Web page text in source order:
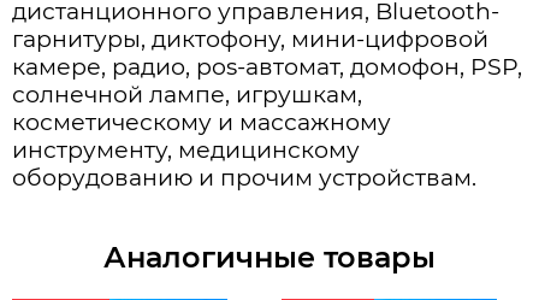
дистанционного управления, Bluetooth-
гарнитуры, диктофону, мини-цифровой
камере, радио, pos-автомат, домофон, PSP,
солнечной лампе, игрушкам,
косметическому и массажному
инструменту, медицинскому
оборудованию и прочим устройствам.
Аналогичные товары